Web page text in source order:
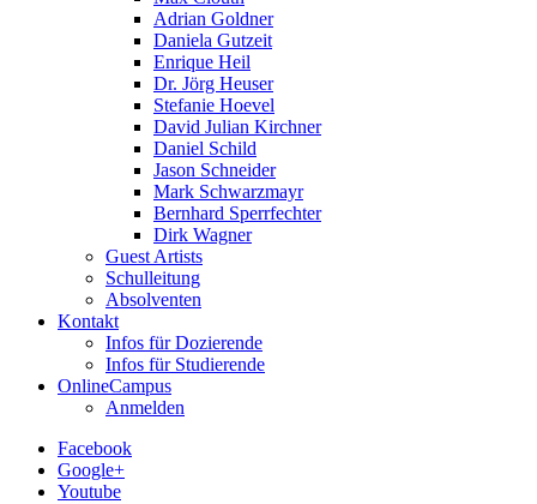
Adrian Goldner
Daniela Gutzeit
Enrique Heil
Dr. Jörg Heuser
Stefanie Hoevel
David Julian Kirchner
Daniel Schild
Jason Schneider
Mark Schwarzmayr
Bernhard Sperrfechter
Dirk Wagner
Guest Artists
Schulleitung
Absolventen
Kontakt
Infos für Dozierende
Infos für Studierende
OnlineCampus
Anmelden
Facebook
Google+
Youtube